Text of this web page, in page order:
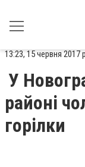
13:23, 15 червня 2017
У
районі
горілки